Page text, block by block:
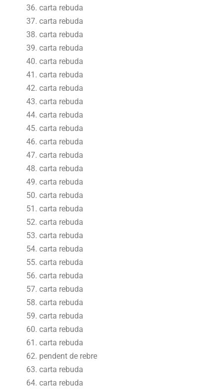
carta rebuda
carta rebuda
carta rebuda
carta rebuda
carta rebuda
carta rebuda
carta rebuda
carta rebuda
carta rebuda
carta rebuda
carta rebuda
carta rebuda
carta rebuda
carta rebuda
carta rebuda
carta rebuda
carta rebuda
carta rebuda
carta rebuda
carta rebuda
carta rebuda
carta rebuda
carta rebuda
carta rebuda
carta rebuda
carta rebuda
pendent de rebre
carta rebuda
carta rebuda